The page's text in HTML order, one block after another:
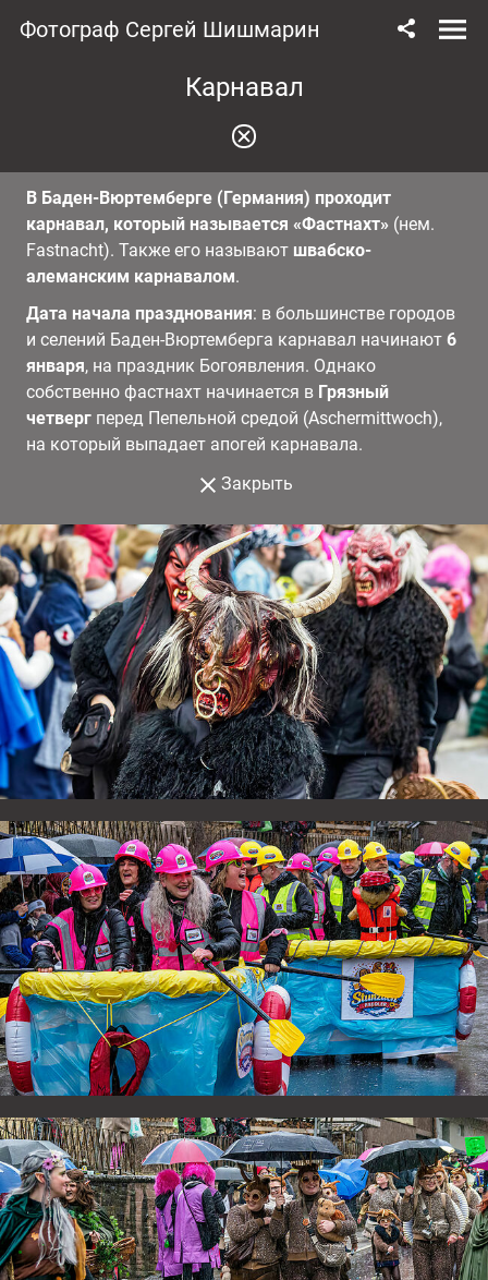
Фотограф Сергей Шишмарин
Карнавал
В Баден-Вюртемберге (Германия) проходит
карнавал, который называется «Фастнахт» (нем.
Fastnacht). Также его называют швабско-
алеманским карнавалом.
Дата начала празднования: в большинстве городов
и селений Баден-Вюртемберга карнавал начинают 6
января, на праздник Богоявления. Однако
собственно фастнахт начинается в Грязный
четверг перед Пепельной средой (Aschermittwoch),
на который выпадает апогей карнавала.
Закрыть